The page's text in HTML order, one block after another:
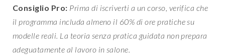
Consiglio Pro: Prima di iscriverti a un corso, verifica che
il programma includa almeno il 60% di ore pratiche su
modelle reali. La teoria senza pratica guidata non prepara
adeguatamente al lavoro in salone.